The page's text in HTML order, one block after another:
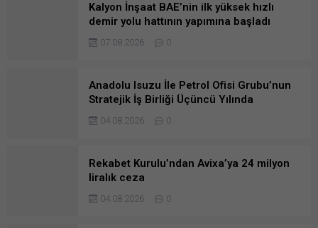
Kalyon İnşaat BAE’nin ilk yüksek hızlı
demir yolu hattının yapımına başladı
07.08.2026 0
Anadolu Isuzu İle Petrol Ofisi Grubu’nun
Stratejik İş Birliği Üçüncü Yılında
Güçlenerek Devam Ediyor
04.08.2026 0
Rekabet Kurulu’ndan Avixa’ya 24 milyon
liralık ceza
04.08.2026 0